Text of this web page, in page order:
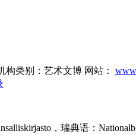
构类别：艺术文博 网站：
，瑞典语：